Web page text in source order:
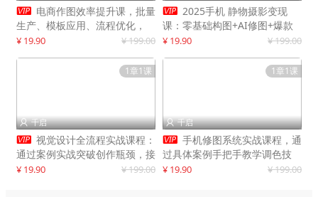
 电商作图效率提升课，批量
生产、模板应用、流程优化，
20+细分品类实操案例，月赚3
¥ 19.90 ¥ 199.00
 2025手机 静物摄影变现
课：零基础构图+AI修图+爆款
创作
¥ 19.90 ¥ 199.00
1章1课
 千启
 视觉设计全流程实战课程：
通过案例实战突破创作瓶颈，接
单月入20000+
¥ 19.90 ¥ 199.00
1章1课
 千启
 手机修图系统实战课程，通
过具体案例手把手教学调色技
巧，实现副业变现
¥ 19.90 ¥ 199.00